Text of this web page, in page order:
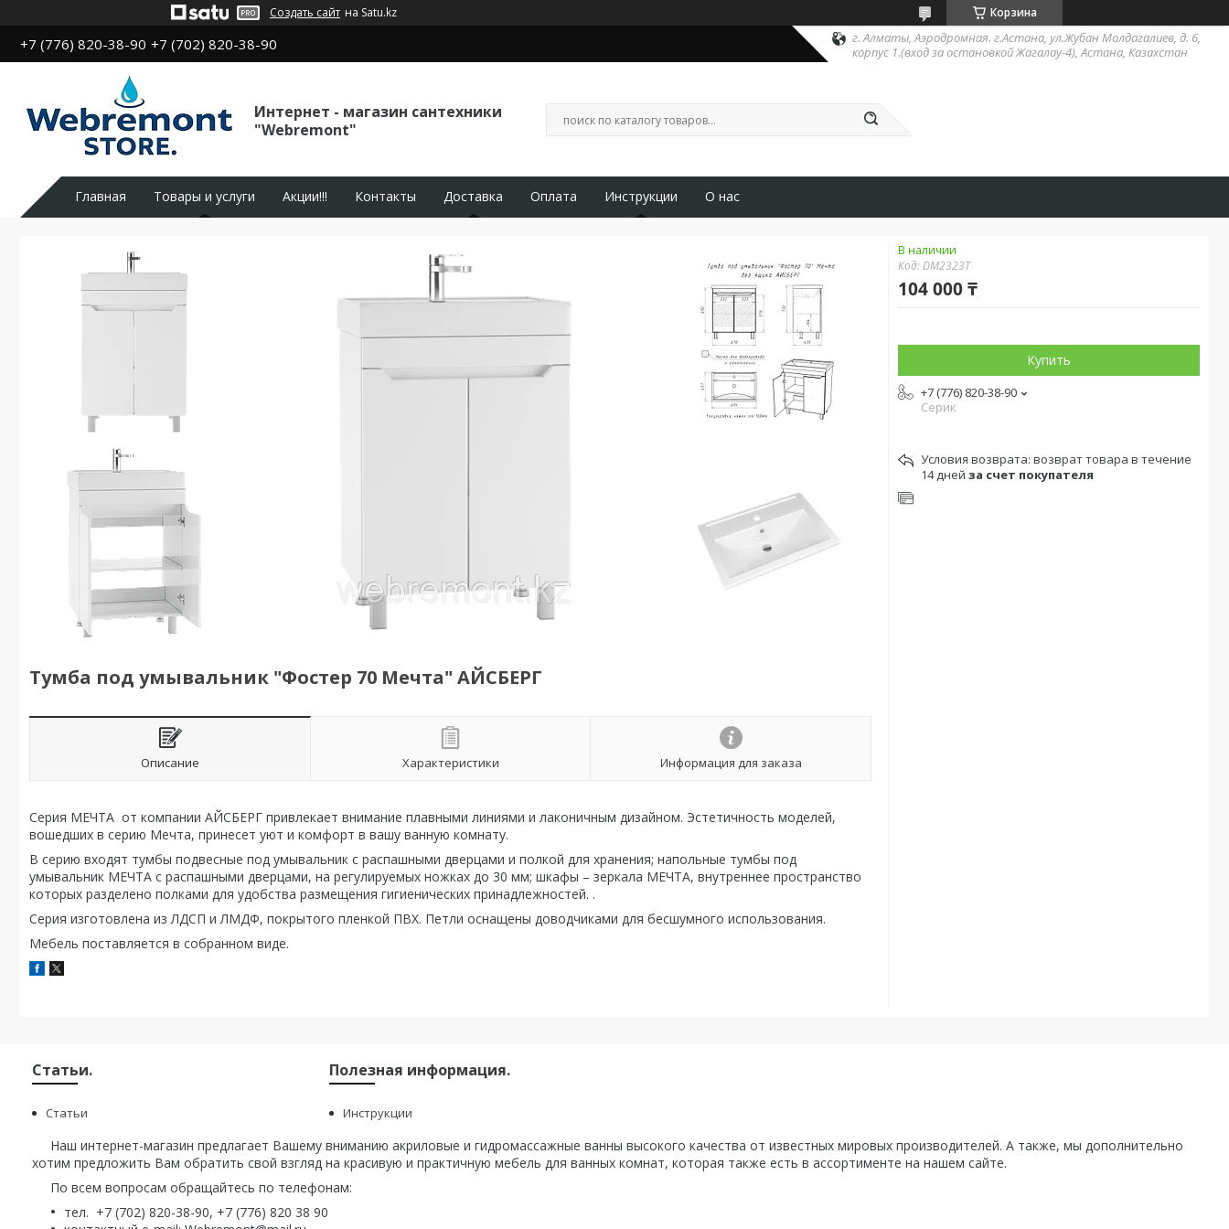
Создать сайт на Satu.kz Корзина
+7 (776) 820-38-90 +7 (702) 820-38-90
г. Алматы, Аэродромная. г.Астана, ул.Жубан Молдагалиев, д. 6,
корпус 1.(вход за остановкой Жагалау-4), Астана, Казахстан
Интернет - магазин сантехники
"Webremont"
Главная Товары и услуги Акции!!! Контакты Доставка Оплата Инструкции О нас
Тумба под умывальник "Фостер 70 Мечта" АЙСБЕРГ
Описание Характеристики Информация для заказа
Серия МЕЧТА от компании АЙСБЕРГ привлекает внимание плавными линиями и лаконичным дизайном. Эстетичность моделей,
вошедших в серию Мечта, принесет уют и комфорт в вашу ванную комнату.
В серию входят тумбы подвесные под умывальник с распашными дверцами и полкой для хранения; напольные тумбы под
умывальник МЕЧТА с распашными дверцами, на регулируемых ножках до 30 мм; шкафы – зеркала МЕЧТА, внутреннее пространство
которых разделено полками для удобства размещения гигиенических принадлежностей. .
Серия изготовлена из ЛДСП и ЛМДФ, покрытого пленкой ПВХ. Петли оснащены доводчиками для бесшумного использования.
Мебель поставляется в собранном виде.
В наличии
Код:DM2323T
104 000 ₸
Купить
+7 (776) 820-38-90
Серик
возврат товара в течение
14 дней за счет покупателя
Статьи.
Статьи
Полезная информация.
Инструкции
Наш интернет-магазин предлагает Вашему вниманию акриловые и гидромассажные ванны высокого качества от известных мировых производителей. А также, мы дополнительно
хотим предложить Вам обратить свой взгляд на красивую и практичную мебель для ванных комнат, которая также есть в ассортименте на нашем сайте.
По всем вопросам обращайтесь по телефонам:
тел. +7 (702) 820-38-90, +7 (776) 820 38 90